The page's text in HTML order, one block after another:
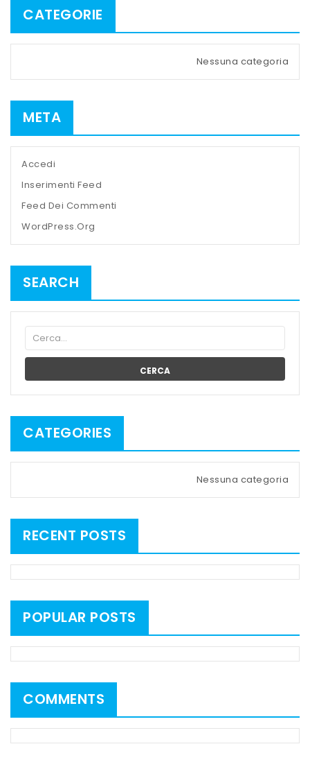
CATEGORIE
Nessuna categoria
META
Accedi
Inserimenti Feed
Feed Dei Commenti
WordPress.org
SEARCH
CERCA
CATEGORIES
Nessuna categoria
RECENT POSTS
POPULAR POSTS
COMMENTS